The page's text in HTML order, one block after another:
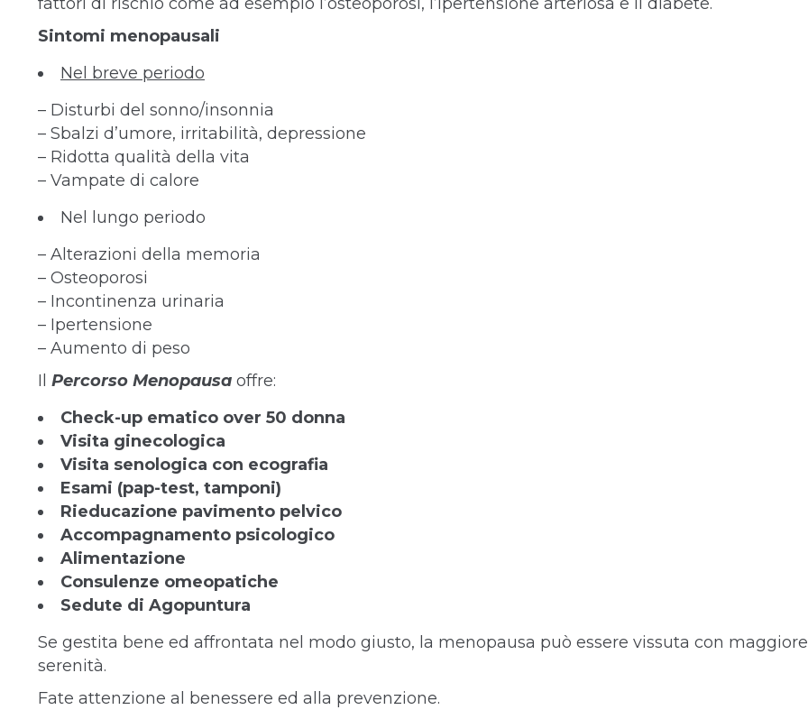
Sintomi menopausali
Nel breve periodo
– Disturbi del sonno/insonnia
– Sbalzi d’umore, irritabilità, depressione
– Ridotta qualità della vita
– Vampate di calore
Nel lungo periodo
– Alterazioni della memoria
– Osteoporosi
– Incontinenza urinaria
– Ipertensione
– Aumento di peso
Il Percorso Menopausa offre:
Check-up ematico over 50 donna
Visita ginecologica
Visita senologica con ecografia
Esami (pap-test, tamponi)
Rieducazione pavimento pelvico
Accompagnamento psicologico
Alimentazione
Consulenze omeopatiche
Sedute di Agopuntura
Se gestita bene ed affrontata nel modo giusto, la menopausa può essere vissuta con maggiore
serenità.
Fate attenzione al benessere ed alla prevenzione.